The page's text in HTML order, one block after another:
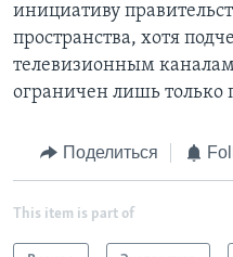
инициативу
пространства, хотя
телевизионным
ограничен лишь только
Поделиться
This item is part of